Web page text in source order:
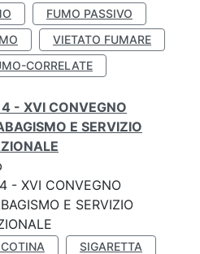
FUMO PASSIVO
VIETATO FUMARE
CORRELATE
- XVI CONVEGNO
E SERVIZIO
- XVI CONVEGNO
E SERVIZIO
SIGARETTA